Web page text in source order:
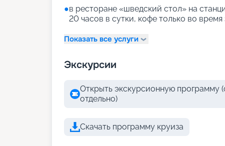
●в ресторане «шведский стол» на
20 часов в сутки, кофе только во время
Показать все услуги
Экскурсии
Открыть экскурсионную программу
отдельно)
Скачать программу круиза